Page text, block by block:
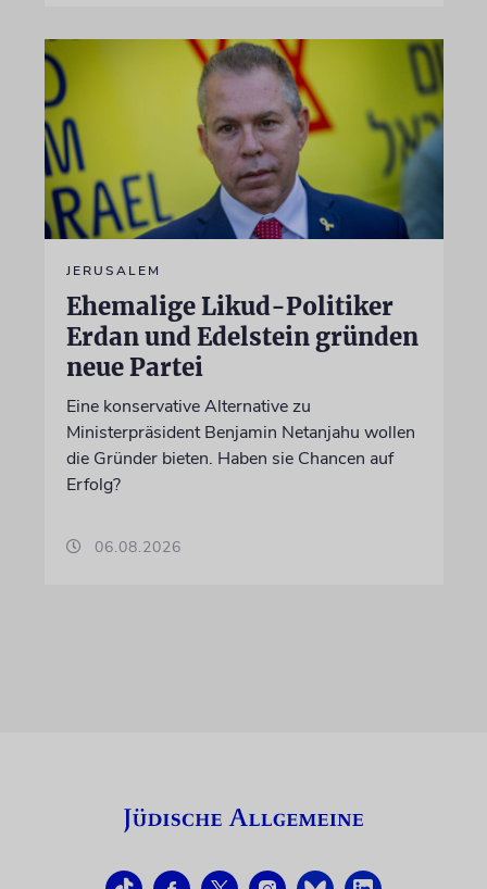
JERUSALEM
Ehemalige Likud-Politiker
Erdan und Edelstein gründen
neue Partei
Eine konservative Alternative zu
Ministerpräsident Benjamin Netanjahu wollen
die Gründer bieten. Haben sie Chancen auf
Erfolg?
06.08.2026